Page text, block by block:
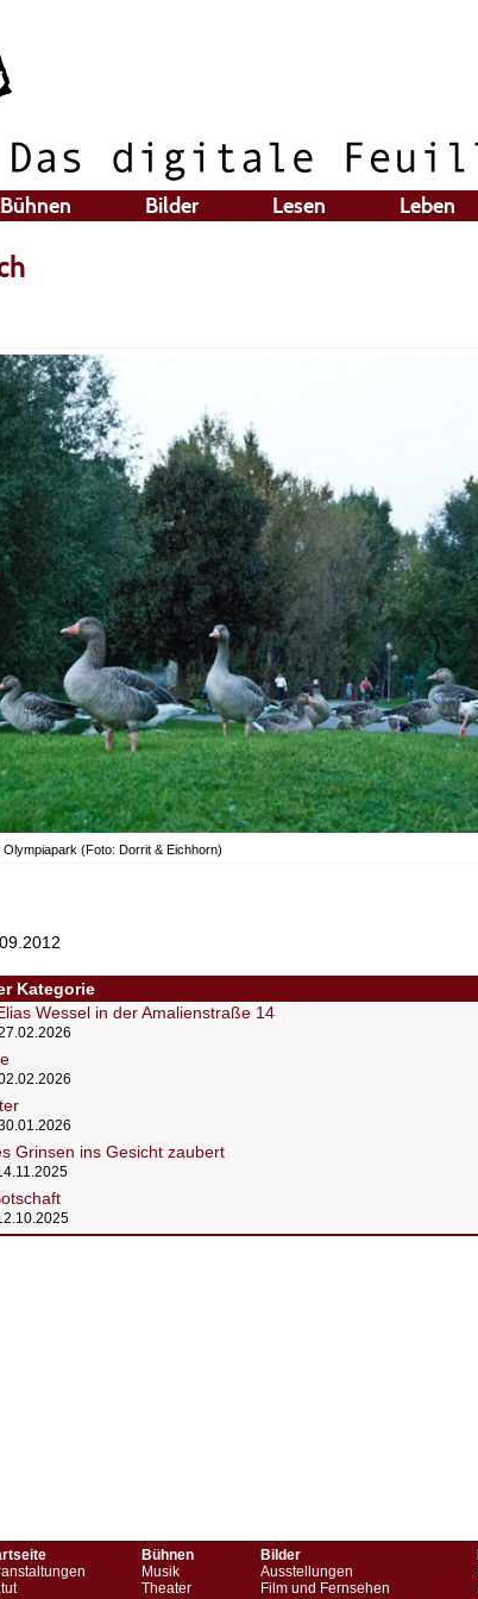
Bühnen Bilder Lesen Leben
(Foto: Dorrit & Eichhorn)
Kategorie
Wessel in der Amalienstraße 14
Grinsen ins Gesicht zaubert
Bühnen
Musik
Theater
Bilder
Ausstellungen
Film und Fernsehen